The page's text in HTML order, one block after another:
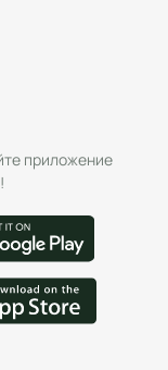
приложение